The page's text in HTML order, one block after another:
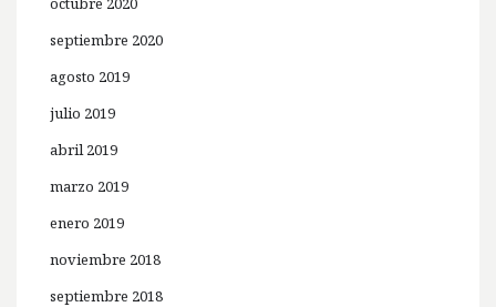
septiembre 2020
agosto 2019
julio 2019
abril 2019
marzo 2019
enero 2019
noviembre 2018
septiembre 2018